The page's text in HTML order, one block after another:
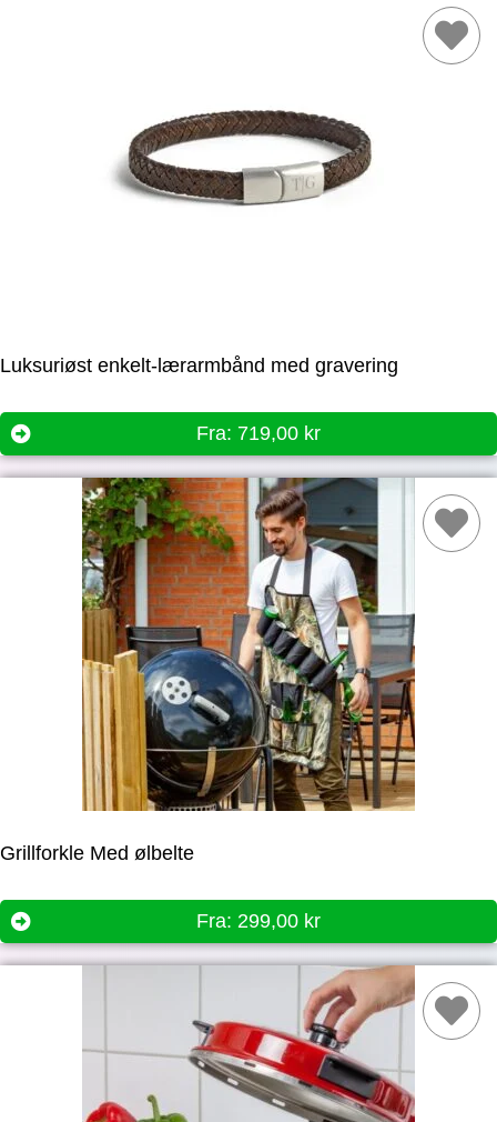
Luksuriøst enkelt-lærarmbånd med gravering
Fra: 719,00 kr
Grillforkle Med ølbelte
Fra: 299,00 kr